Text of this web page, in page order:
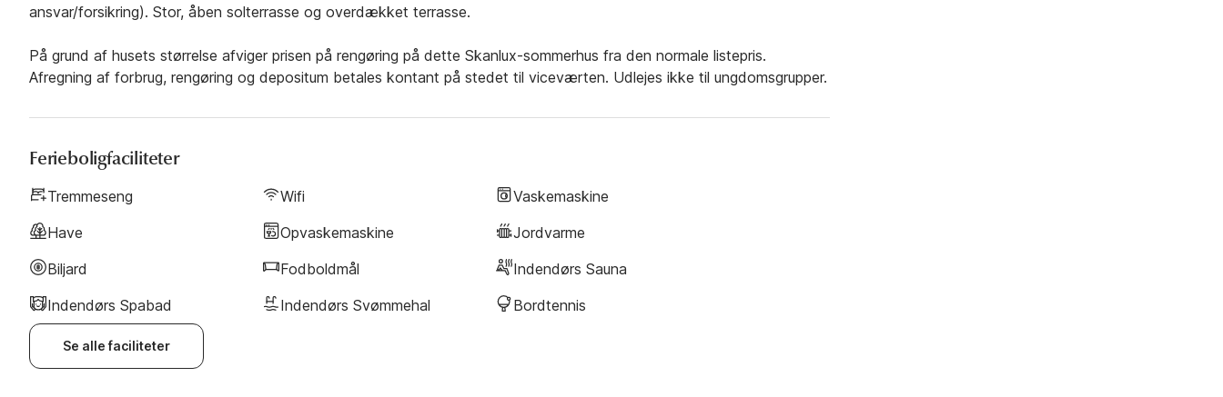
ansvar/forsikring). Stor, åben solterrasse og overdækket terrasse.
På grund af husets størrelse afviger prisen på rengøring på dette Skanlux-sommerhus fra den normale listepris.
Afregning af forbrug, rengøring og depositum betales kontant på stedet til viceværten. Udlejes ikke til ungdomsgrupper.
Ferieboligfaciliteter
Tremmeseng Wifi
Vaskemaskine
Have
Opvaskemaskine
Jordvarme
Biljard
Fodboldmål
Indendørs Sauna
Indendørs Spabad
Indendørs Svømmehal Bordtennis
Se alle faciliteter